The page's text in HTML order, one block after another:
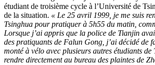
étudiant de troisième cycle à l’Université de
de la situation. « Le 25 avril 1999, je me suis
Tsinghua pour pratiquer à 5h55 du matin,
Lorsque j’ai appris que la police de Tianjin
des pratiquants de Falun Gong, j’ai décidé de
monté à vélo avec plusieurs autres étudiants de
rendre directement au bureau des plaintes de